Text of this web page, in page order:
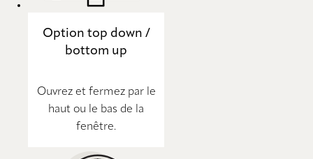
Option top down /
bottom up
Ouvrez et fermez par le
haut ou le bas de la
fenêtre.